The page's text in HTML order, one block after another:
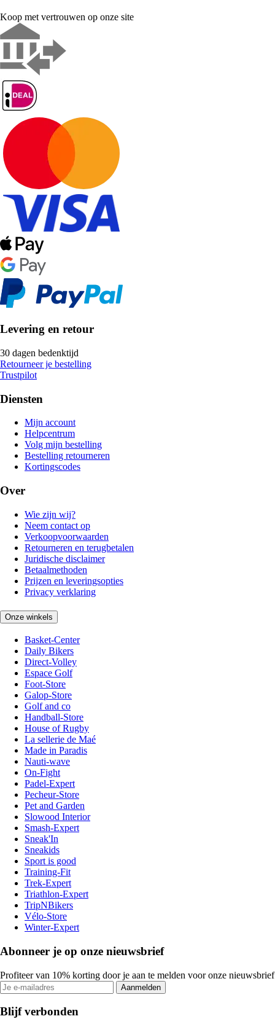
Koop met vertrouwen op onze site
Levering en retour
30 dagen bedenktijd
Retourneer je bestelling
Trustpilot
Diensten
Mijn account
Helpcentrum
Volg mijn bestelling
Bestelling retourneren
Kortingscodes
Over
Wie zijn wij?
Neem contact op
Verkoopvoorwaarden
Retourneren en terugbetalen
Juridische disclaimer
Betaalmethoden
Prijzen en leveringsopties
Privacy verklaring
Onze winkels
Basket-Center
Daily Bikers
Direct-Volley
Espace Golf
Foot-Store
Galop-Store
Golf and co
Handball-Store
House of Rugby
La sellerie de Maé
Made in Paradis
Nauti-wave
On-Fight
Padel-Expert
Pecheur-Store
Pet and Garden
Slowood Interior
Smash-Expert
Sneak'In
Sneakids
Sport is good
Training-Fit
Trek-Expert
Triathlon-Expert
TripNBikers
Vélo-Store
Winter-Expert
Abonneer je op onze nieuwsbrief
Profiteer van 10% korting door je aan te melden voor onze nieuwsbrief
Aanmelden
Blijf verbonden